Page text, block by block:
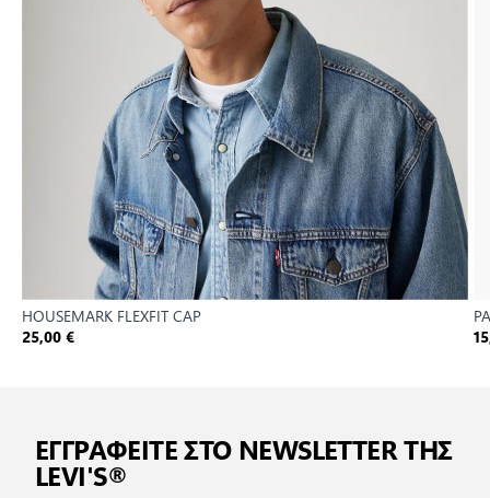
HOUSEMARK FLEXFIT CAP
25,00 €
ΕΓΓΡΑΦΕΙΤΕ ΣΤΟ NEWSLETTER ΤΗΣ
LEVI'S®